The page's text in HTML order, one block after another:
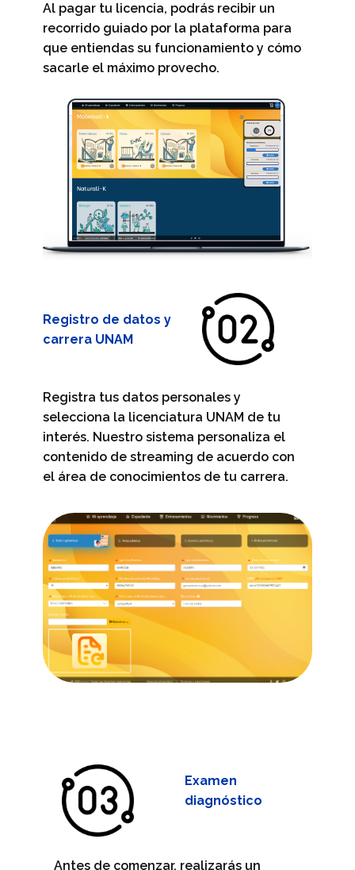
Al pagar tu licencia, podrás recibir un
recorrido guiado por la plataforma para
que entiendas su funcionamiento y cómo
sacarle el máximo provecho.
Registro de datos y
carrera UNAM
Registra tus datos personales y
selecciona la licenciatura UNAM de tu
interés. Nuestro sistema personaliza el
contenido de streaming de acuerdo con
el área de conocimientos de tu carrera.
Examen
diagnóstico
Antes de comenzar, realizarás un